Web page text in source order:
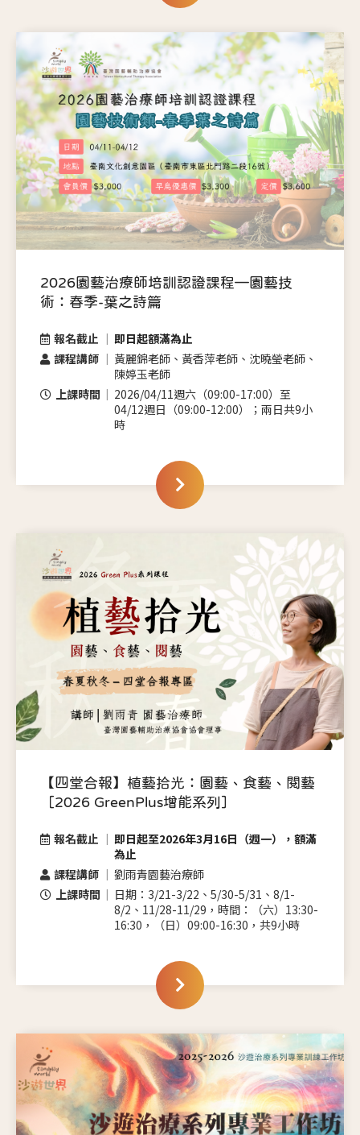
2026園藝治療師培訓認證課程—園藝技
術：春季-葉之詩篇
報名截止
即日起額滿為止
課程講師
黃麗錦老師、黃香萍老師、沈曉瑩老師、
陳婷玉老師
上課時間
2026/04/11週六（09:00-17:00）至
04/12週日（09:00-12:00）；兩日共9小
時
【四堂合報】植藝拾光：園藝、食藝、閱藝
［2026 GreenPlus增能系列］
報名截止
即日起至2026年3月16日（週一），額滿
為止
課程講師
劉雨青園藝治療師
上課時間
日期：3/21-3/22、5/30-5/31、8/1-
8/2、11/28-11/29，時間：（六）13:30-
16:30，（日）09:00-16:30，共9小時